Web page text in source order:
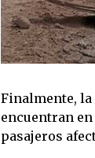
Finalmente, la
encuentran
pasajeros